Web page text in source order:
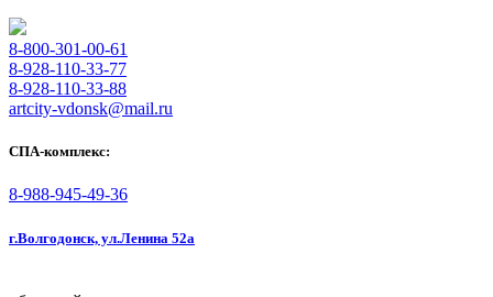
8-800-301-00-61
8-928-110-33-77
8-928-110-33-88
artcity-vdonsk@mail.ru
СПА-комплекс:
8-988-945-49-36
г.Волгодонск, ул.Ленина 52а